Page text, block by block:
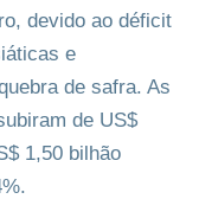
devido ao déficit
e
de safra. As
de US$
1,50 bilhão